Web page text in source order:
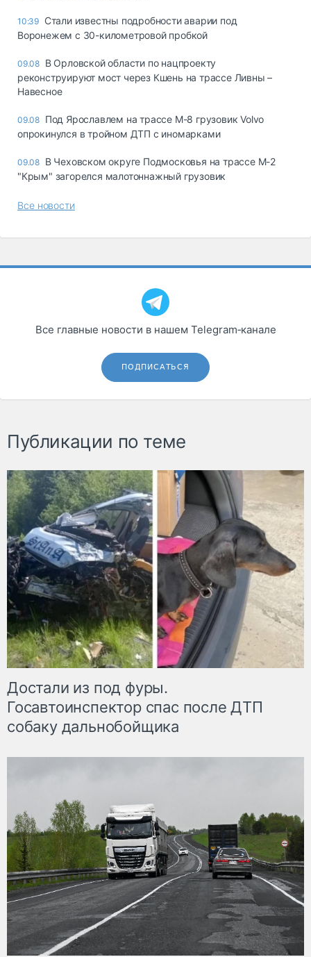
10:39 Стали известны подробности аварии под
Воронежем с 30-километровой пробкой
09.08 В Орловской области по нацпроекту
реконструируют мост через Кшень на трассе Ливны –
Навесное
09.08 Под Ярославлем на трассе М-8 грузовик Volvo
опрокинулся в тройном ДТП с иномарками
09.08 В Чеховском округе Подмосковья на трассе М-2
"Крым" загорелся малотоннажный грузовик
Все новости
Все главные новости в нашем Telegram‑канале
ПОДПИСАТЬСЯ
Публикации по теме
Достали из под фуры.
Госавтоинспектор спас после ДТП
собаку дальнобойщика